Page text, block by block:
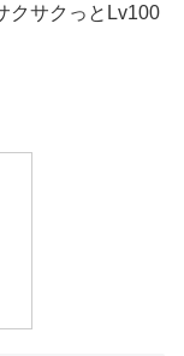
クサクっとLv100